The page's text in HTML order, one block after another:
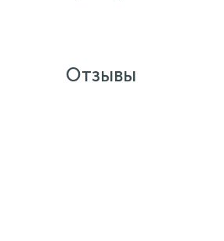
Отзывы